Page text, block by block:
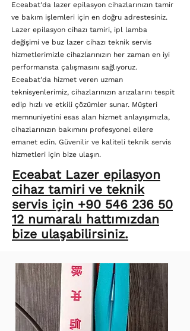
Eceabat'da lazer epilasyon cihazlarınızın tamir
ve bakım işlemleri için en doğru adrestesiniz.
Lazer epilasyon cihazı tamiri, ipl lamba
değişimi ve buz lazer cihazı teknik servis
hizmetlerimizle cihazlarınızın her zaman en iyi
performansta çalışmasını sağlıyoruz.
Eceabat'da hizmet veren uzman
teknisyenlerimiz, cihazlarınızın arızalarını tespit
edip hızlı ve etkili çözümler sunar. Müşteri
memnuniyetini esas alan hizmet anlayışımızla,
cihazlarınızın bakımını profesyonel ellere
emanet edin. Güvenilir ve kaliteli teknik servis
hizmetleri için bize ulaşın.
Eceabat Lazer epilasyon
cihaz tamiri ve teknik
servis için +90 546 236 50
12 numaralı hattımızdan
bize ulaşabilirsiniz.